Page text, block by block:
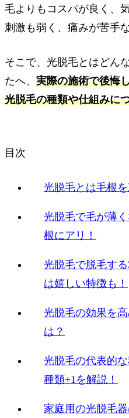
毛よりもコスパが良く、
刺激も弱く、痛みが苦手
そこで、光脱毛とはどん
たへ、 実際の施術で後悔
光脱毛の種類や仕組みに
目次
光脱毛とは毛根
光脱毛で毛が薄
根にアリ！
光脱毛で脱毛す
は嬉しい特徴も！
光脱毛の効果を
は？
光脱毛の代表的
種類+1を解説！
家庭用の光脱毛